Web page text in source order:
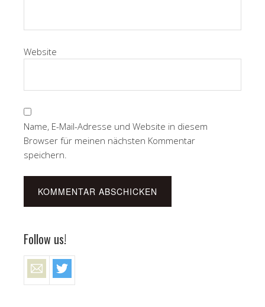
Website
Name, E-Mail-Adresse und Website in diesem
Browser für meinen nächsten Kommentar
speichern.
Follow us!